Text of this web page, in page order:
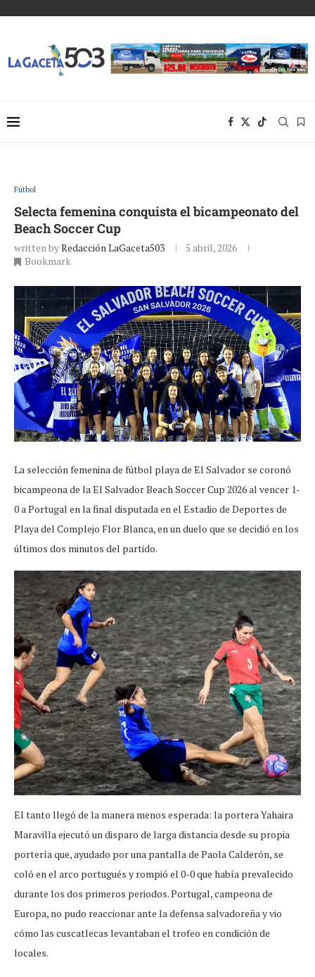
Fútbol
Selecta femenina conquista el bicampeonato del
Beach Soccer Cup
written byRedacción LaGaceta503
5 abril, 2026
Bookmark
La selección femenina de fútbol playa de El Salvador se coronó
bicampeona de la El Salvador Beach Soccer Cup 2026 al vencer 1-
0 a Portugal en la final disputada en el Estadio de Deportes de
Playa del Complejo Flor Blanca, en un duelo que se decidió en los
últimos dos minutos del partido.
El tanto llegó de la manera menos esperada: la portera Yahaira
Maravilla ejecutó un disparo de larga distancia desde su propia
portería que, ayudado por una pantalla de Paola Calderón, se
coló en el arco portugués y rompió el 0-0 que había prevalecido
durante los dos primeros periodos. Portugal, campeona de
Europa, no pudo reaccionar ante la defensa salvadoreña y vio
cómo las cuscatlecas levantaban el trofeo en condición de
locales.